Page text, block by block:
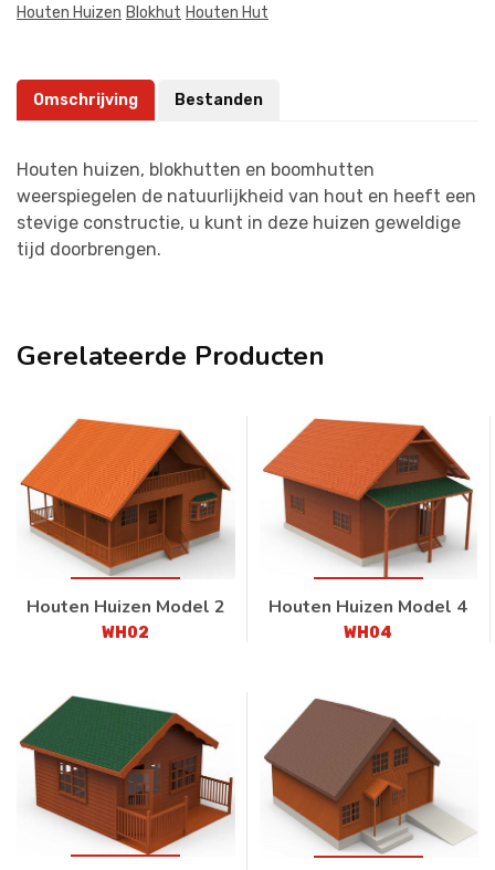
Houten Huizen Blokhut Houten Hut
Omschrijving Bestanden
Houten huizen, blokhutten en boomhutten
weerspiegelen de natuurlijkheid van hout en heeft een
stevige constructie, u kunt in deze huizen geweldige
tijd doorbrengen.
Gerelateerde Producten
Houten Huizen Model 2
WH02
Houten Huizen Model 4
WH04